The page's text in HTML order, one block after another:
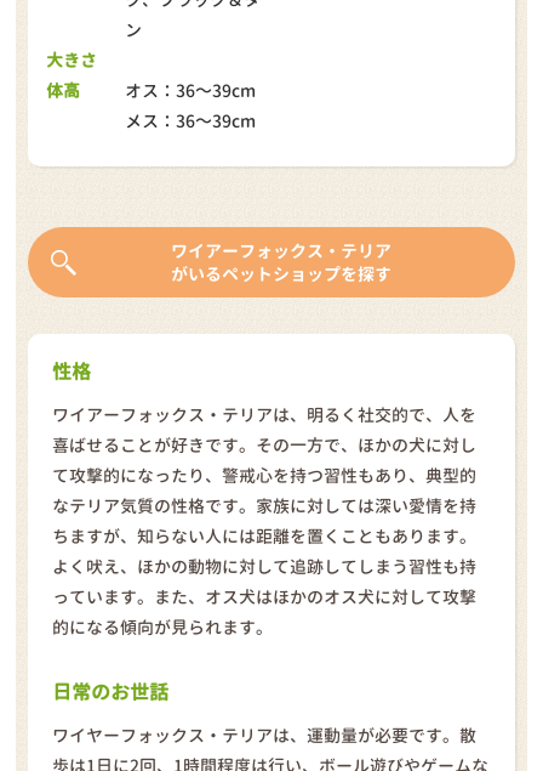
ン
大きさ
体高
オス：36～39cm
メス：36～39cm
ワイアーフォックス・テリア
がいるペットショップを探す
性格
ワイアーフォックス・テリアは、明るく社交的で、人を
喜ばせることが好きです。その一方で、ほかの犬に対し
て攻撃的になったり、警戒心を持つ習性もあり、典型的
なテリア気質の性格です。家族に対しては深い愛情を持
ちますが、知らない人には距離を置くこともあります。
よく吠え、ほかの動物に対して追跡してしまう習性も持
っています。また、オス犬はほかのオス犬に対して攻撃
的になる傾向が見られます。
日常のお世話
ワイヤーフォックス・テリアは、運動量が必要です。散
歩は1日に2回、1時間程度は行い、ボール遊びやゲームな